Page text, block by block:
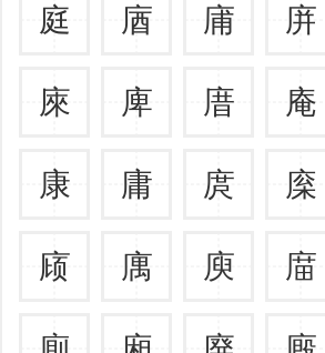
庭 庮 庯 庰
庲 庳 庴 庵
康 庸 庹 庺
庼 庽 庾 庿